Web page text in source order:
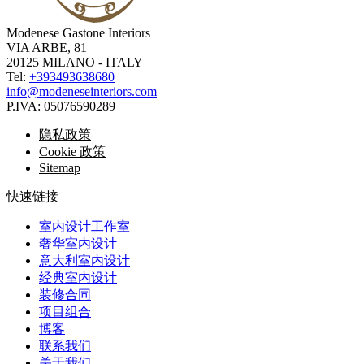
Modenese Gastone Interiors
VIA ARBE, 81
20125 MILANO - ITALY
Tel: +393493638680
info@modeneseinteriors.com
P.IVA: 05076590289
隐私政策
Cookie 政策
Sitemap
快速链接
室内设计工作室
奢华室内设计
意大利室内设计
经典室内设计
装修合同
项目组合
博客
联系我们